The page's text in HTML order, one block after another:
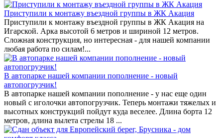
Приступили к монтажу въездной группы в ЖК Акация
Приступили к монтажу въездной группы в ЖК Акация на
Игарской. Арка высотой 6 метров и шириной 12 метров.
Сложная конструкция, но интересная - для нашей компании
любая работа по силам!...
В автопарке нашей компании пополнение - новый
автопогрузчик!
В автопарке нашей компании пополнение - у нас еще один
новый с иголочки автопогрузчик. Теперь монтажи тяжелых и
высотных конструкций пойдут куда веселее. Длина борта 12
метров, длина вылета стрелы 18 ...